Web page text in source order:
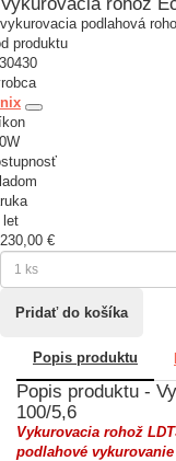
vykurovacia podlahová
produktu
let
230,00 €
Popis produktu
Popis produktu -
100/5,6
Vykurovacia rohož
podlahové